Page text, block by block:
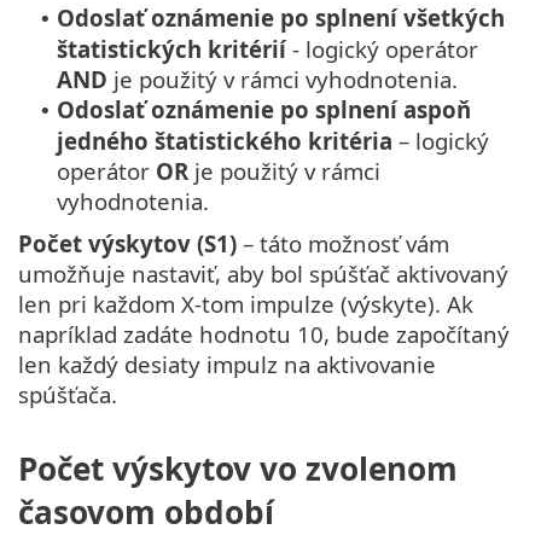
• Odoslať oznámenie po splnení všetkých
štatistických kritérií- logický operátor
AND je použitý v rámci vyhodnotenia.
• Odoslať oznámenie po splnení aspoň
jedného štatistického kritéria – logický
operátor OR je použitý v rámci
vyhodnotenia.
Počet výskytov (S1) – táto možnosť vám
umožňuje nastaviť, aby bol spúšťač aktivovaný
len pri každom X-tom impulze (výskyte). Ak
napríklad zadáte hodnotu 10, bude započítaný
len každý desiaty impulz na aktivovanie
spúšťača.
Počet výskytov vo zvolenom
časovom období